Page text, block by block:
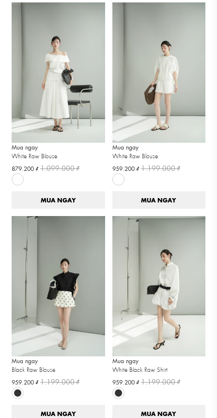
Mua ngay
White Raw Blouse
879.200 ₫1.099.000 ₫
MUA NGAY
Mua ngay
White Raw Blouse
959.200 ₫1.199.000 ₫
MUA NGAY
Mua ngay
Black Raw Blouse
959.200 ₫1.199.000 ₫
MUA NGAY
Mua ngay
White Black Raw Shirt
959.200 ₫1.199.000 ₫
MUA NGAY